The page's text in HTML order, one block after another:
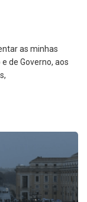
as minhas
de Governo, aos